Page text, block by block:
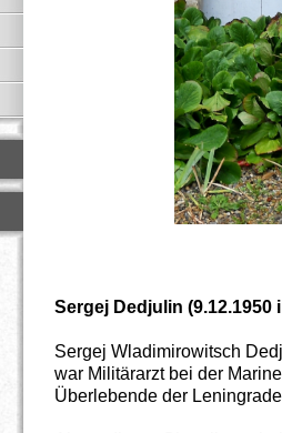
Sergej Dedjulin
Sergej Wladimirowitsch
war Militärarzt bei der
Überlebende der